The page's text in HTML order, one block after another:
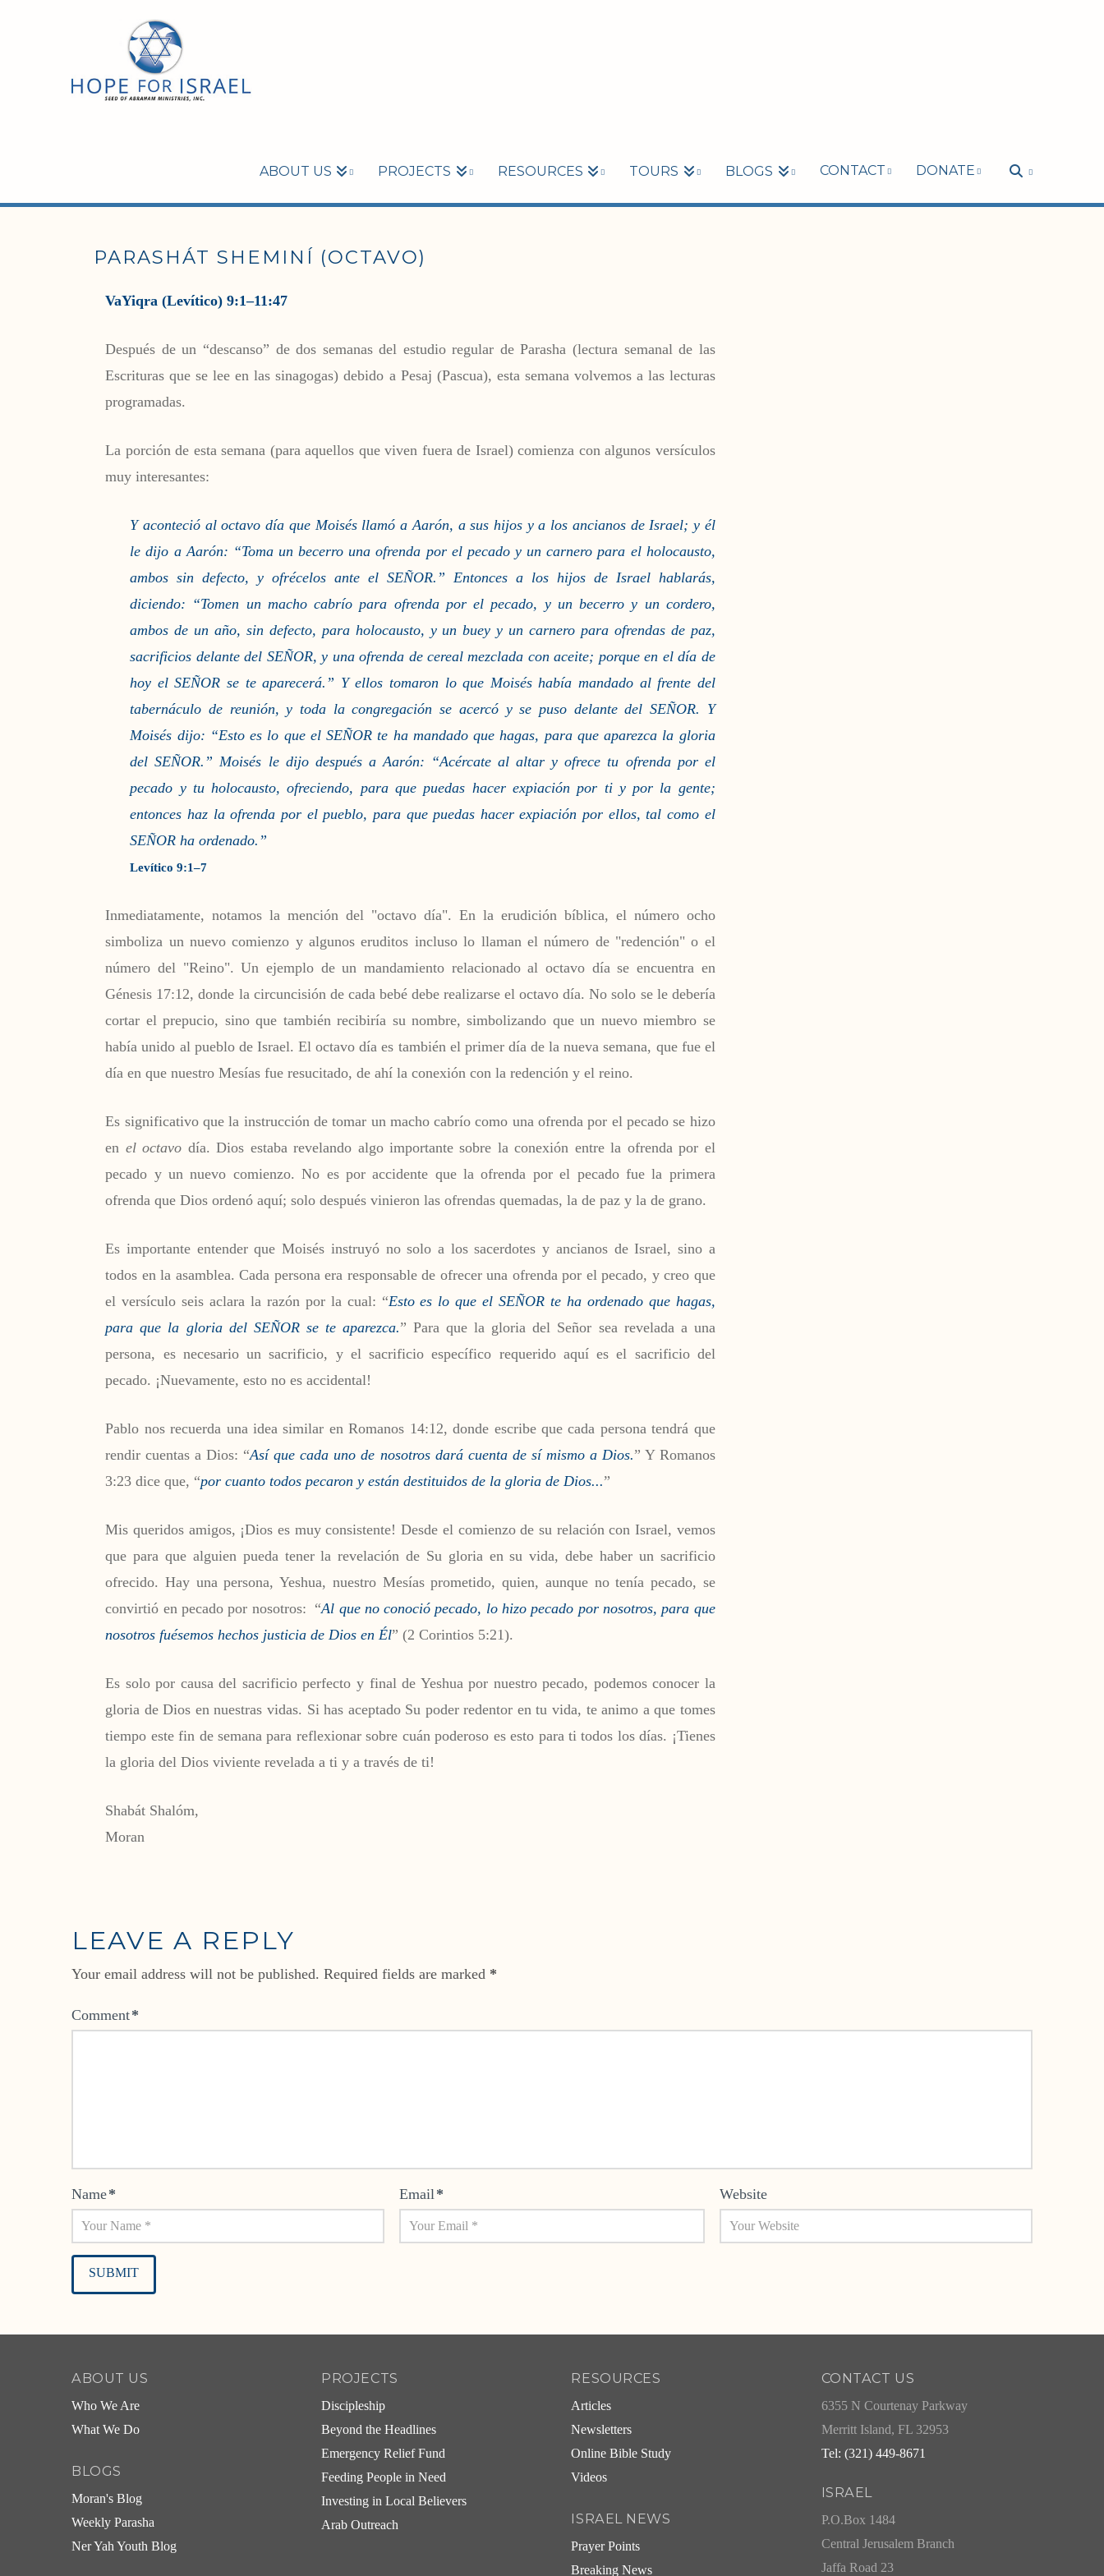
ABOUT US PROJECTS RESOURCES TOURS BLOGS CONTACT DONATE
PARASHÁT SHEMINÍ (OCTAVO)
VaYiqra (Levítico) 9:1–11:47
Después de un “descanso” de dos semanas del estudio regular de Parasha (lectura semanal de las
Escrituras que se lee en las sinagogas) debido a Pesaj (Pascua), esta semana volvemos a las lecturas
programadas.
La porción de esta semana (para aquellos que viven fuera de Israel) comienza con algunos versículos
muy interesantes:
Y aconteció al octavo día que Moisés llamó a Aarón, a sus hijos y a los ancianos de Israel; y él
le dijo a Aarón: “Toma un becerro una ofrenda por el pecado y un carnero para el holocausto,
ambos sin defecto, y ofrécelos ante el SEÑOR.” Entonces a los hijos de Israel hablarás,
diciendo: “Tomen un macho cabrío para ofrenda por el pecado, y un becerro y un cordero,
ambos de un año, sin defecto, para holocausto, y un buey y un carnero para ofrendas de paz,
sacrificios delante del SEÑOR, y una ofrenda de cereal mezclada con aceite; porque en el día de
hoy el SEÑOR se te aparecerá.” Y ellos tomaron lo que Moisés había mandado al frente del
tabernáculo de reunión, y toda la congregación se acercó y se puso delante del SEÑOR. Y
Moisés dijo: “Esto es lo que el SEÑOR te ha mandado que hagas, para que aparezca la gloria
del SEÑOR.” Moisés le dijo después a Aarón: “Acércate al altar y ofrece tu ofrenda por el
pecado y tu holocausto, ofreciendo, para que puedas hacer expiación por ti y por la gente;
entonces haz la ofrenda por el pueblo, para que puedas hacer expiación por ellos, tal como el
SEÑOR ha ordenado.”
Levítico 9:1–7
Inmediatamente, notamos la mención del "octavo día". En la erudición bíblica, el número ocho
simboliza un nuevo comienzo y algunos eruditos incluso lo llaman el número de "redención" o el
número del "Reino". Un ejemplo de un mandamiento relacionado al octavo día se encuentra en
Génesis 17:12, donde la circuncisión de cada bebé debe realizarse el octavo día. No solo se le debería
cortar el prepucio, sino que también recibiría su nombre, simbolizando que un nuevo miembro se
había unido al pueblo de Israel. El octavo día es también el primer día de la nueva semana, que fue el
día en que nuestro Mesías fue resucitado, de ahí la conexión con la redención y el reino.
Es significativo que la instrucción de tomar un macho cabrío como una ofrenda por el pecado se hizo
en el octavo día. Dios estaba revelando algo importante sobre la conexión entre la ofrenda por el
pecado y un nuevo comienzo. No es por accidente que la ofrenda por el pecado fue la primera
ofrenda que Dios ordenó aquí; solo después vinieron las ofrendas quemadas, la de paz y la de grano.
Es importante entender que Moisés instruyó no solo a los sacerdotes y ancianos de Israel, sino a
todos en la asamblea. Cada persona era responsable de ofrecer una ofrenda por el pecado, y creo que
el versículo seis aclara la razón por la cual: “Esto es lo que el SEÑOR te ha ordenado que hagas,
para que la gloria del SEÑOR se te aparezca.” Para que la gloria del Señor sea revelada a una
persona, es necesario un sacrificio, y el sacrificio específico requerido aquí es el sacrificio del
pecado. ¡Nuevamente, esto no es accidental!
Pablo nos recuerda una idea similar en Romanos 14:12, donde escribe que cada persona tendrá que
rendir cuentas a Dios: “Así que cada uno de nosotros dará cuenta de sí mismo a Dios.” Y Romanos
3:23 dice que, “por cuanto todos pecaron y están destituidos de la gloria de Dios...”
Mis queridos amigos, ¡Dios es muy consistente! Desde el comienzo de su relación con Israel, vemos
que para que alguien pueda tener la revelación de Su gloria en su vida, debe haber un sacrificio
ofrecido. Hay una persona, Yeshua, nuestro Mesías prometido, quien, aunque no tenía pecado, se
convirtió en pecado por nosotros: “Al que no conoció pecado, lo hizo pecado por nosotros, para que
nosotros fuésemos hechos justicia de Dios en Él” (2 Corintios 5:21).
Es solo por causa del sacrificio perfecto y final de Yeshua por nuestro pecado, podemos conocer la
gloria de Dios en nuestras vidas. Si has aceptado Su poder redentor en tu vida, te animo a que tomes
tiempo este fin de semana para reflexionar sobre cuán poderoso es esto para ti todos los días. ¡Tienes
la gloria del Dios viviente revelada a ti y a través de ti!
Shabát Shalóm,
Moran
LEAVE A REPLY
Your email address will not be published. Required fields are marked *
Comment*
Name* Email* Website
ABOUT US
Who We Are
What We Do
BLOGS
Moran's Blog
Weekly Parasha
Ner Yah Youth Blog
PROJECTS
Discipleship
Beyond the Headlines
Emergency Relief Fund
Feeding People in Need
Investing in Local Believers
Arab Outreach
RESOURCES
Articles
Newsletters
Online Bible Study
Videos
ISRAEL NEWS
Prayer Points
Breaking News
CONTACT US
6355 N Courtenay Parkway
Merritt Island, FL 32953
Tel: (321) 449-8671
ISRAEL
P.O.Box 1484
Central Jerusalem Branch
Jaffa Road 23